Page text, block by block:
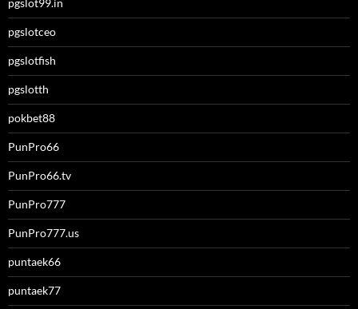
pgslotceo
pgslotfish
pgslotth
pokbet88
PunPro66
PunPro66.tv
PunPro777
PunPro777.us
puntaek66
puntaek77